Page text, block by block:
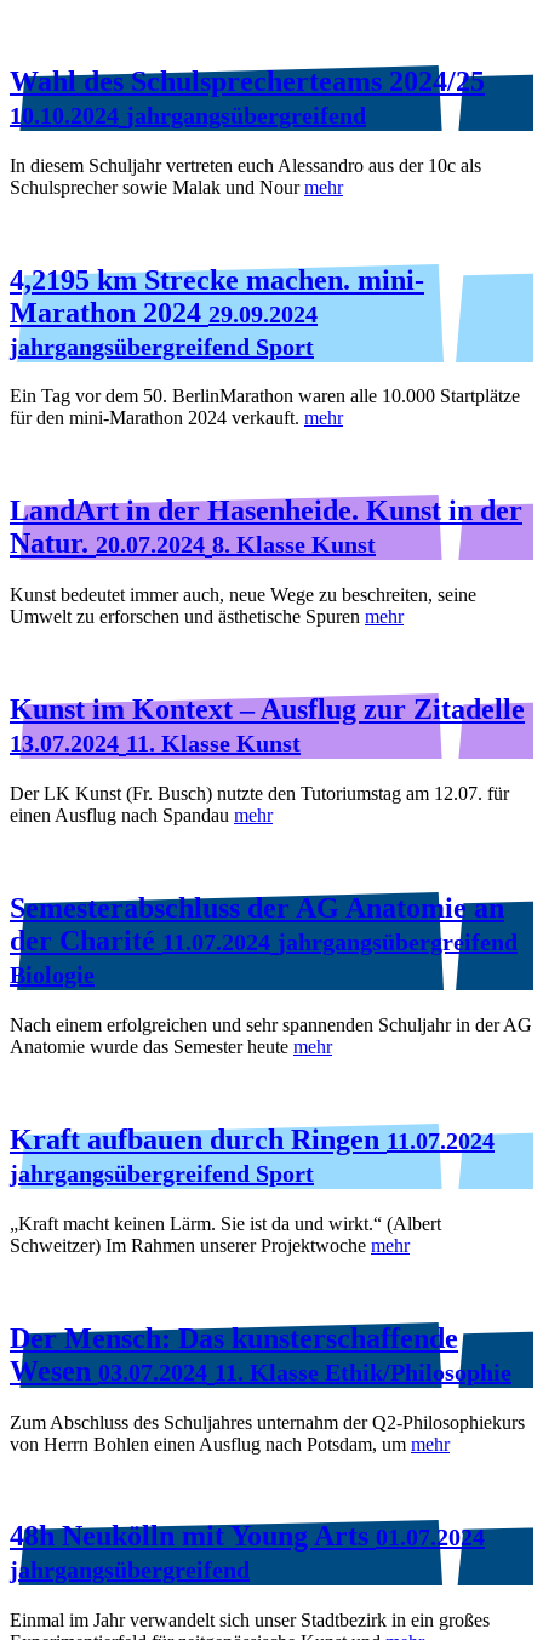
Wahl des Schulsprecherteams 2024/25
10.10.2024 jahrgangsübergreifend
In diesem Schuljahr vertreten euch Alessandro aus der 10c als
Schulsprecher sowie Malak und Nourmehr
4,2195 km Strecke machen. mini-
Marathon 2024 29.09.2024
jahrgangsübergreifend Sport
Ein Tag vor dem 50. BerlinMarathon waren alle 10.000 Startplätze
für den mini-Marathon 2024 verkauft. mehr
LandArt in der Hasenheide. Kunst in der
Natur. 20.07.2024 8. Klasse Kunst
Kunst bedeutet immer auch, neue Wege zu beschreiten, seine
Umwelt zu erforschen und ästhetische Spuren mehr
Kunst im Kontext – Ausflug zur Zitadelle
13.07.2024 11. Klasse Kunst
Der LK Kunst (Fr. Busch) nutzte den Tutoriumstag am 12.07. für
einen Ausflug nach Spandau mehr
Semesterabschluss der AG Anatomie an
der Charité 11.07.2024 jahrgangsübergreifend
Biologie
Nach einem erfolgreichen und sehr spannenden Schuljahr in der AG
Anatomie wurde das Semester heute mehr
Kraft aufbauen durch Ringen 11.07.2024
jahrgangsübergreifend Sport
„Kraft macht keinen Lärm. Sie ist da und wirkt.“ (Albert
Schweitzer) Im Rahmen unserer Projektwoche mehr
Der Mensch: Das kunsterschaffende
Wesen 03.07.2024 11. Klasse Ethik/Philosophie
Zum Abschluss des Schuljahres unternahm der Q2-Philosophiekurs
von Herrn Bohlen einen Ausflug nach Potsdam, um mehr
48h Neukölln mit Young Arts 01.07.2024
jahrgangsübergreifend
Einmal im Jahr verwandelt sich unser Stadtbezirk in ein großes